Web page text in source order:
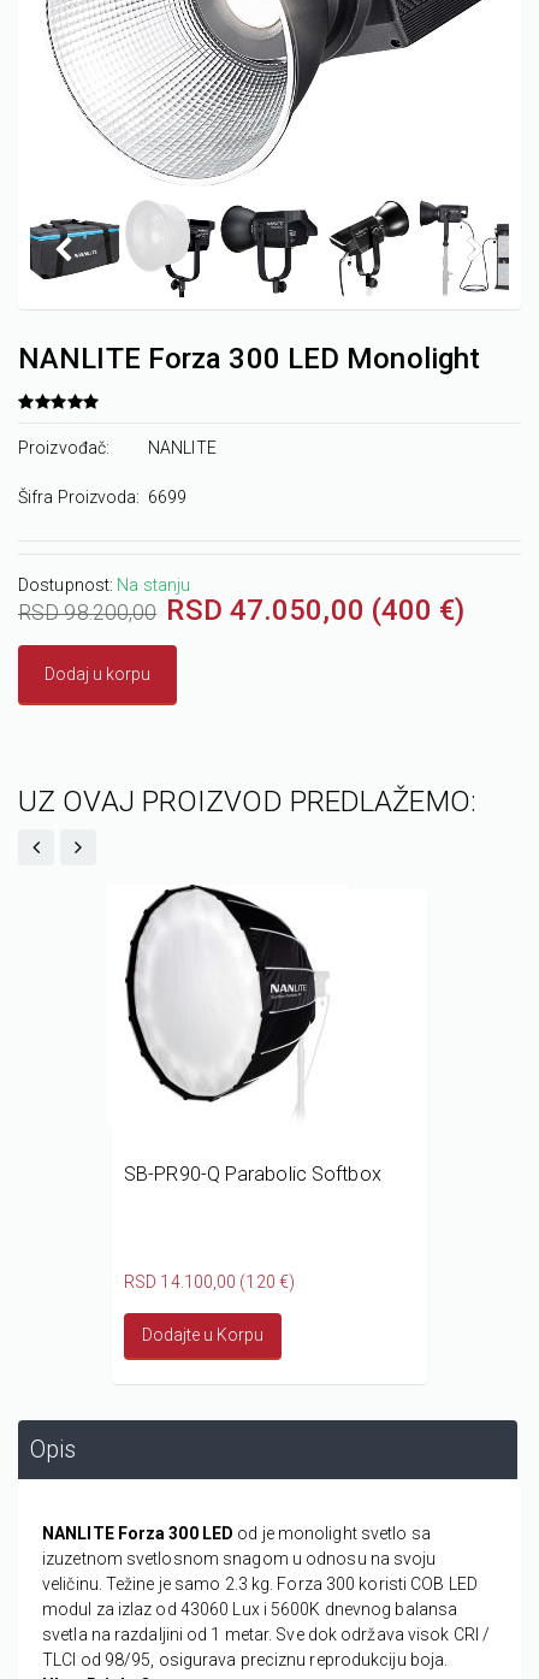
NANLITE Forza 300 LED Monolight
Proizvođač: NANLITE
Šifra Proizvoda: 6699
Dostupnost: Na stanju
RSD 98.200,00 RSD 47.050,00 (400 €)
Dodaj u korpu
UZ OVAJ PROIZVOD PREDLAŽEMO:
SB-PR90-Q Parabolic Softbox
RSD 14.100,00 (120 €)
Dodajte u Korpu
Opis
NANLITE Forza 300 LED od je monolight svetlo sa
izuzetnom svetlosnom snagom u odnosu na svoju
veličinu. Težine je samo 2.3 kg. Forza 300 koristi COB LED
modul za izlaz od 43060 Lux i 5600K dnevnog balansa
svetla na razdaljini od 1 metar. Sve dok održava visok CRI /
TLCI od 98/95, osigurava preciznu reprodukciju boja.